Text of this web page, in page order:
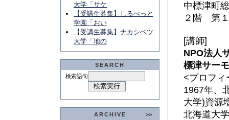
大学「サケ
【受講生募集】しるべっと
学園「おい
【受講生募集】ナカシベツ
大学「地の
SEARCH
検索語句
ARCHIVE >>
中標津町
２階 第
[講師]
NPO法人
標津サー
<プロフィ
1967年、
大学)資源
北海道大